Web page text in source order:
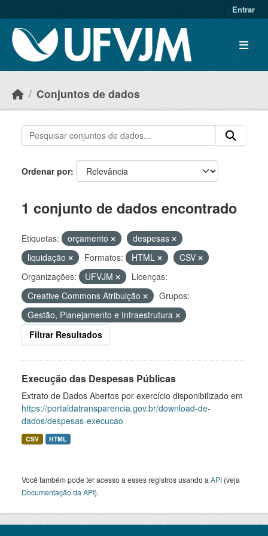
Entrar
Conjuntos de dados
Ordenar por
1 conjunto de dados encontrado
Etiquetas: orçamento
despesas
liquidação
Formatos: HTML
CSV
Organizações:
UFVJM
Licenças:
Creative Commons Atribuição
Grupos:
Gestão, Planejamento e Infraestrutura
Filtrar Resultados
Execução das Despesas Públicas
Extrato de Dados Abertos por exercício disponibilizado em
https://portaldatransparencia.gov.br/download-de-
dados/despesas-execucao
CSV HTML
Você também pode ter acesso a esses registros usando a API (veja
Documentação da API).